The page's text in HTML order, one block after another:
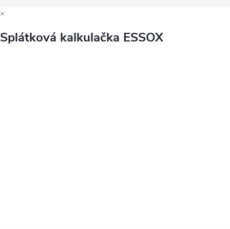
×
Splátková kalkulačka ESSOX